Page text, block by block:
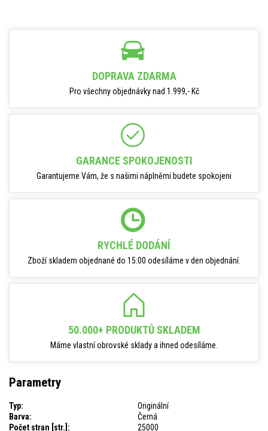
DOPRAVA ZDARMA
Pro všechny objednávky nad 1.999,- Kč
GARANCE SPOKOJENOSTI
Garantujeme Vám, že s našimi náplněmi budete spokojeni
RYCHLÉ DODÁNÍ
Zboží skladem objednané do 15:00 odesíláme v den objednání.
50.000+ PRODUKTŮ SKLADEM
Máme vlastní obrovské sklady a ihned odesíláme.
Parametry
Typ:
Originální
Barva:
Černá
Počet stran [str.]:
25000